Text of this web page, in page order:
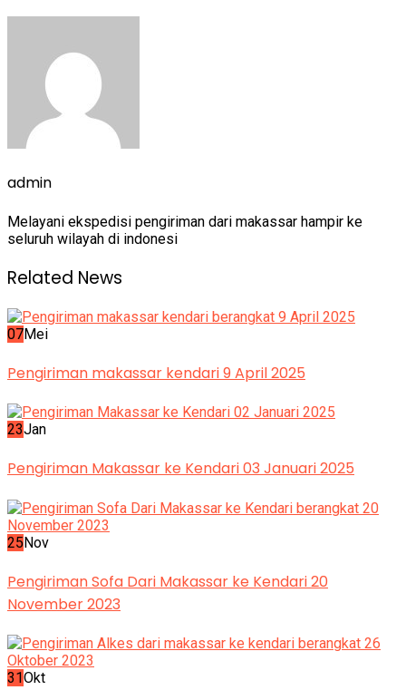
admin
Melayani ekspedisi pengiriman dari makassar hampir ke
seluruh wilayah di indonesi
Related News
07Mei
Pengiriman makassar kendari 9 April 2025
23Jan
Pengiriman Makassar ke Kendari 03 Januari 2025
25Nov
Pengiriman Sofa Dari Makassar ke Kendari 20
November 2023
31Okt